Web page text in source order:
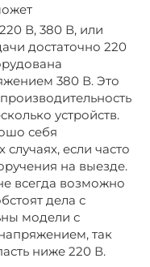
В, 380 В, или
достаточно 220
380 В. Это
устройств.
себя
случаях, если часто
на выезде.
всегда возможно
дела с
модели с
так
ниже 220 В.